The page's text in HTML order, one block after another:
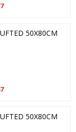
50X80CM
50X80CM